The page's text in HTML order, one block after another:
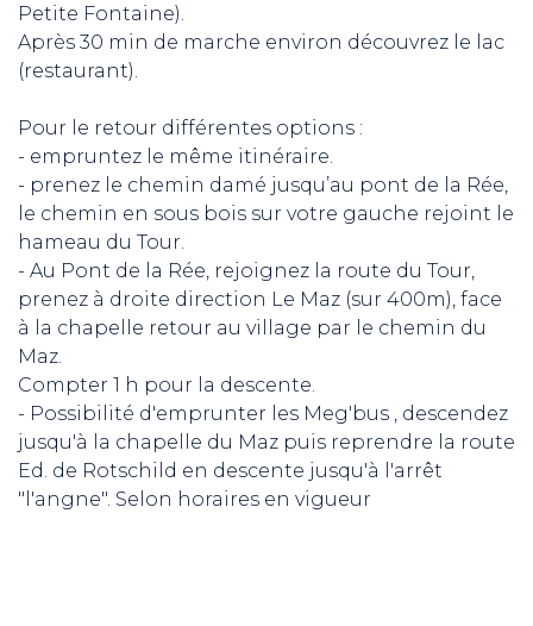
Petite Fontaine).
Après 30 min de marche environ découvrez le lac
(restaurant).
Pour le retour différentes options :
- empruntez le même itinéraire.
- prenez le chemin damé jusqu’au pont de la Rée,
le chemin en sous bois sur votre gauche rejoint le
hameau du Tour.
- Au Pont de la Rée, rejoignez la route du Tour,
prenez à droite direction Le Maz (sur 400m), face
à la chapelle retour au village par le chemin du
Maz.
Compter 1 h pour la descente.
- Possibilité d'emprunter les Meg'bus , descendez
jusqu'à la chapelle du Maz puis reprendre la route
Ed. de Rotschild en descente jusqu'à l'arrêt
"l'angne". Selon horaires en vigueur